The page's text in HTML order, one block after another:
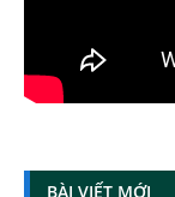
BÀI VIẾT MỚI